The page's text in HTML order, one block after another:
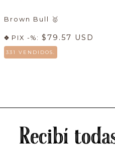
Brown Bull 🥇
PIX -%: $79.57 USD
331 VENDIDOS.
Recibí